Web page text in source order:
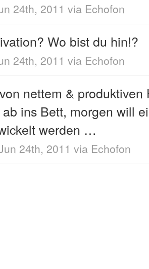
24th, 2011 via Echofon
Wo bist du hin!?
24th, 2011 via Echofon
nettem & produktiven
ins Bett, morgen will
werden …
24th, 2011 via Echofon